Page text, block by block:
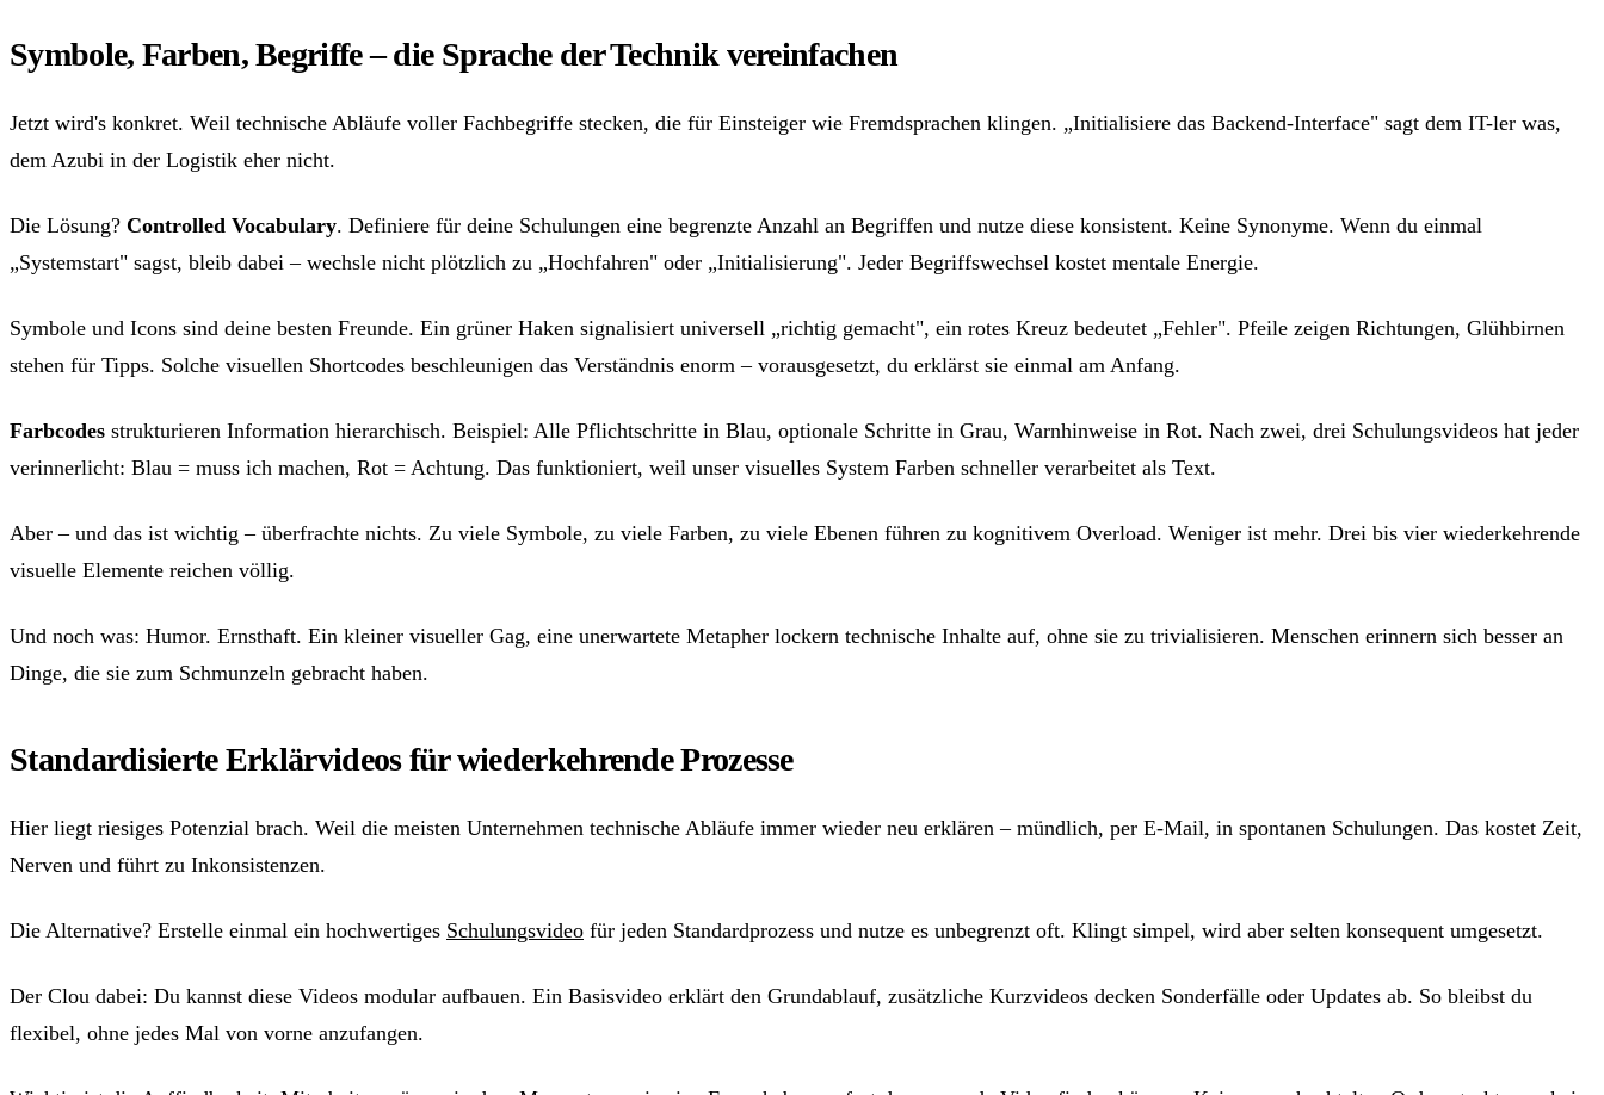
Symbole, Farben, Begriffe – die Sprache der Technik vereinfachen
Jetzt wird's konkret. Weil technische Abläufe voller Fachbegriffe stecken, die für Einsteiger wie Fremdsprachen klingen. „Initialisiere das Backend-Interface" sagt dem IT-ler was,
dem Azubi in der Logistik eher nicht.
Die Lösung? Controlled Vocabulary. Definiere für deine Schulungen eine begrenzte Anzahl an Begriffen und nutze diese konsistent. Keine Synonyme. Wenn du einmal
„Systemstart" sagst, bleib dabei – wechsle nicht plötzlich zu „Hochfahren" oder „Initialisierung". Jeder Begriffswechsel kostet mentale Energie.
Symbole und Icons sind deine besten Freunde. Ein grüner Haken signalisiert universell „richtig gemacht", ein rotes Kreuz bedeutet „Fehler". Pfeile zeigen Richtungen, Glühbirnen
stehen für Tipps. Solche visuellen Shortcodes beschleunigen das Verständnis enorm – vorausgesetzt, du erklärst sie einmal am Anfang.
Farbcodes strukturieren Information hierarchisch. Beispiel: Alle Pflichtschritte in Blau, optionale Schritte in Grau, Warnhinweise in Rot. Nach zwei, drei Schulungsvideos hat jeder
verinnerlicht: Blau = muss ich machen, Rot = Achtung. Das funktioniert, weil unser visuelles System Farben schneller verarbeitet als Text.
Aber – und das ist wichtig – überfrachte nichts. Zu viele Symbole, zu viele Farben, zu viele Ebenen führen zu kognitivem Overload. Weniger ist mehr. Drei bis vier wiederkehrende
visuelle Elemente reichen völlig.
Und noch was: Humor. Ernsthaft. Ein kleiner visueller Gag, eine unerwartete Metapher lockern technische Inhalte auf, ohne sie zu trivialisieren. Menschen erinnern sich besser an
Dinge, die sie zum Schmunzeln gebracht haben.
Standardisierte Erklärvideos für wiederkehrende Prozesse
Hier liegt riesiges Potenzial brach. Weil die meisten Unternehmen technische Abläufe immer wieder neu erklären – mündlich, per E-Mail, in spontanen Schulungen. Das kostet Zeit,
Nerven und führt zu Inkonsistenzen.
Die Alternative? Erstelle einmal ein hochwertiges Schulungsvideo für jeden Standardprozess und nutze es unbegrenzt oft. Klingt simpel, wird aber selten konsequent umgesetzt.
Der Clou dabei: Du kannst diese Videos modular aufbauen. Ein Basisvideo erklärt den Grundablauf, zusätzliche Kurzvideos decken Sonderfälle oder Updates ab. So bleibst du
flexibel, ohne jedes Mal von vorne anzufangen.